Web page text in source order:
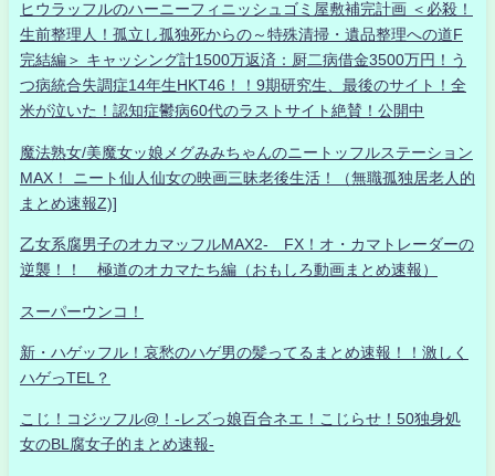
ヒウラッフルのハーニーフィニッシュゴミ屋敷補完計画 ＜必殺！
生前整理人！孤立し孤独死からの～特殊清掃・遺品整理への道F
完結編＞ キャッシング計1500万返済：厨二病借金3500万円！う
つ病統合失調症14年生HKT46！！9期研究生、最後のサイト！全
米が泣いた！認知症鬱病60代のラストサイト絶賛！公開中
魔法熟女/美魔女ッ娘メグみみちゃんのニートッフルステーション
MAX！ ニート仙人仙女の映画三昧老後生活！（無職孤独居老人的
まとめ速報Z)]
乙女系腐男子のオカマッフルMAX2- FX！オ・カマトレーダーの
逆襲！！ 極道のオカマたち編（おもしろ動画まとめ速報）
スーパーウンコ！
新・ハゲッフル！哀愁のハゲ男の髪ってるまとめ速報！！激しく
ハゲっTEL？
こじ！コジッフル@！-レズっ娘百合ネエ！こじらせ！50独身処
女のBL腐女子的まとめ速報-